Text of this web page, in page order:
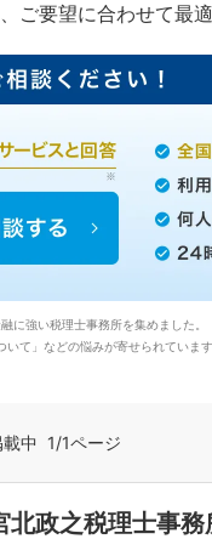
ご要望に合わせて最
に強い税理士事務所を集めました
いて」などの悩みが寄せられていま
載中 1/1ページ
北政之税理士事務